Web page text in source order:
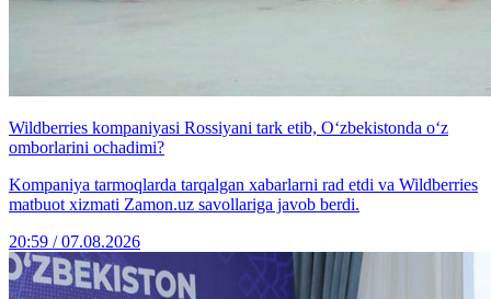
Wildberries kompaniyasi Rossiyani tark etib, O‘zbekistonda o‘z
omborlarini ochadimi?
Kompaniya tarmoqlarda tarqalgan xabarlarni rad etdi va Wildberries
matbuot xizmati Zamon.uz savollariga javob berdi.
20:59 / 07.08.2026